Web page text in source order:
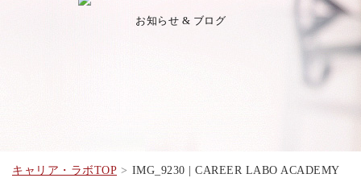
お知らせ & ブログ
キャリア・ラボTOP IMG_9230 | CAREER LABO ACADEMY